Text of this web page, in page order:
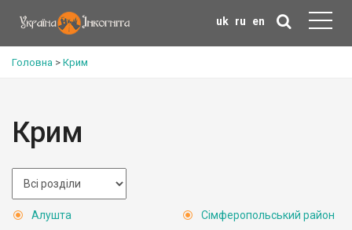
uk ru en
Головна > Крим
Крим
Алушта
Сімферопольський район